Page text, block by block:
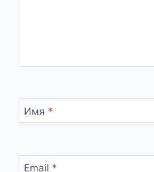
Имя *
Email *